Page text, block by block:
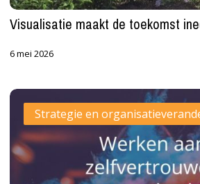
Visualisatie maakt de toekomst
6 mei 2026
(Zelf)vertrouwen
randvoorwaarde
voor
leiderschap
Strategie en